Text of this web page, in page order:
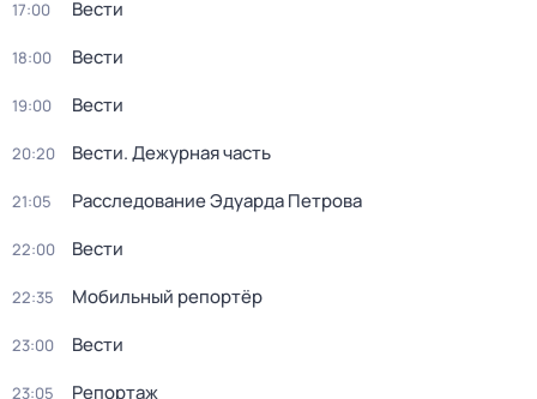
17:00 Вести
18:00 Вести
19:00 Вести
20:20 Вести. Дежурная часть
21:05 Расследование Эдуарда Петрова
22:00 Вести
22:35 Мобильный репортёр
23:00 Вести
23:05 Репортаж